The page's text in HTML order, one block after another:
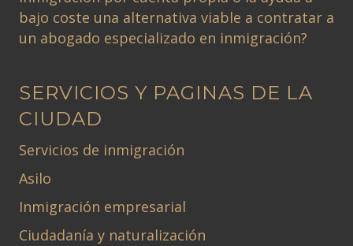
bajo coste una alternativa viable a contratar a
un abogado especializado en inmigración?
SERVICIOS Y PAGINAS DE LA
CIUDAD
Servicios de inmigración
Asilo
Inmigración empresarial
Ciudadanía y naturalización